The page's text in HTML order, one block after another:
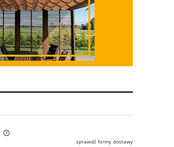
sprawdź formy dostawy